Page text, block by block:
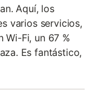
Aquí, los
varios servicios,
Wi-Fi, un 67 %
Es fantástico,